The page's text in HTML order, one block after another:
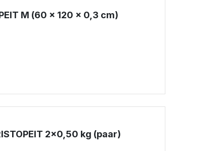
M (60 x 120 x 0,3 cm)
2x0,50 kg (paar)